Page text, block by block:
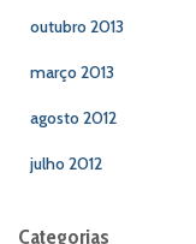
outubro 2013
março 2013
agosto 2012
julho 2012
Categorias